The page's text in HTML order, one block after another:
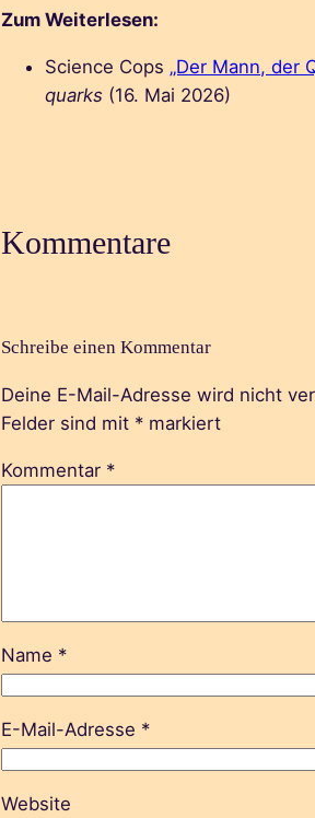
Zum Weiterlesen:
Science Cops „Der Mann, der
quarks (16. Mai 2026)
Kommentare
Schreibe einen Kommentar
Deine E-Mail-Adresse wird nicht
Felder sind mit * markiert
Kommentar *
Name *
E-Mail-Adresse *
Website